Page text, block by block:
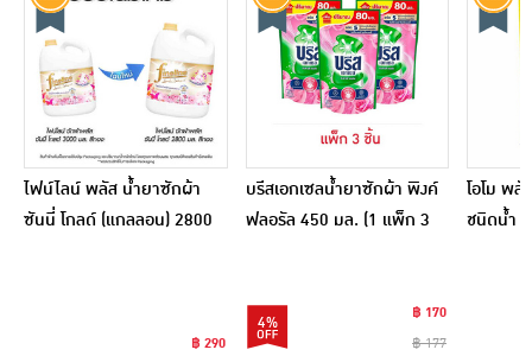
ไฟน์ไลน์ พลัส น้ำยาซักผ้า
ซันนี่ โกลด์ (แกลลอน) 2800
฿ 290
บรีสเอกเซลน้ำยาซักผ้า พิงค์
ฟลอรัล 450 มล. (1 แพ็ก 3
4%
฿ 170
฿ 177
โอโม พ
ชนิดน้ำ